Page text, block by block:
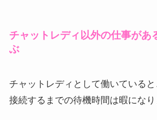
チャットレディ以外の仕事があ
ぶ
チャットレディとして働いている
接続するまでの待機時間は暇になり